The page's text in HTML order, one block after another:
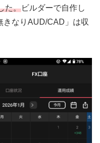
た。ビルダーで自作し
きなりAUD/CAD」は収